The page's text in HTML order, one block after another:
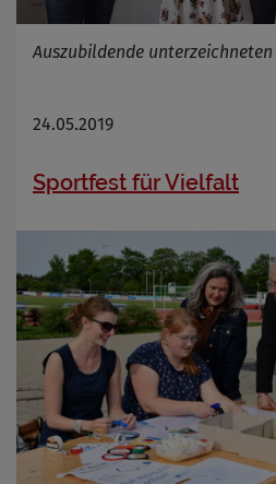
Auszubildende
24.05.2019
Sportfest für Vielfalt